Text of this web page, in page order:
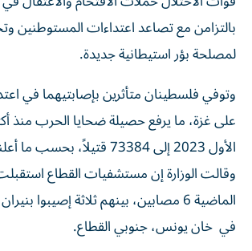
بالتزامن مع تصاعد اعتداءات المستوطنين
لمصلحة بؤر استيطانية جديدة.
وتوفي فلسطينان متأثرين بإصابتيهما في
على غزة، ما يرفع حصيلة ضحايا الحرب منذ
الأول 2023 إلى 73384 قتيلاً،
وقالت الوزارة إن مستشفيات القطاع
الماضية 6 مصابين، بينهم ثلاثة إصيبوا
في خان يونس، جنوبي القطاع.